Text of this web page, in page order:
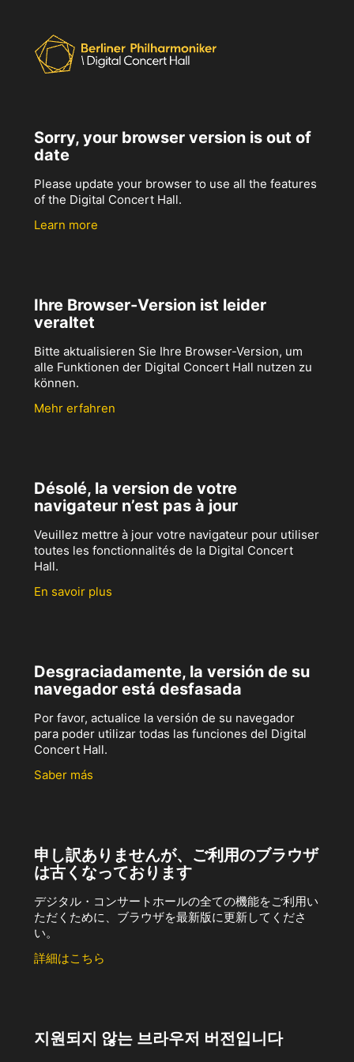
Sorry, your browser version is out of
date
Please update your browser to use all the features
of the Digital Concert Hall.
Learn more
Ihre Browser-Version ist leider
veraltet
Bitte aktualisieren Sie Ihre Browser-Version, um
alle Funktionen der Digital Concert Hall nutzen zu
können.
Mehr erfahren
Désolé, la version de votre
navigateur n’est pas à jour
Veuillez mettre à jour votre navigateur pour utiliser
toutes les fonctionnalités de la Digital Concert
Hall.
En savoir plus
Desgraciadamente, la versión de su
navegador está desfasada
Por favor, actualice la versión de su navegador
para poder utilizar todas las funciones del Digital
Concert Hall.
Saber más
申し訳ありませんが、ご利用のブラウザ
は古くなっております
デジタル・コンサートホールの全ての機能をご利用い
ただくために、ブラウザを最新版に更新してくださ
い。
詳細はこちら
지원되지 않는 브라우저 버전입니다